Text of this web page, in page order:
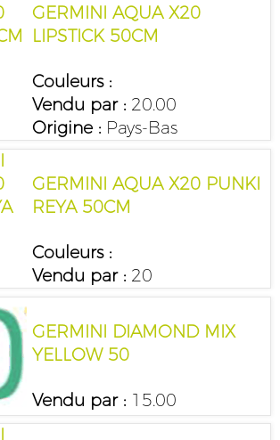
GERMINI AQUA X20
LIPSTICK 50CM
Couleurs :
Vendu par :20.00
Origine :Pays-Bas
GERMINI AQUA X20 PUNKI
REYA 50CM
Couleurs :
Vendu par :20
GERMINI DIAMOND MIX
YELLOW 50
Vendu par :15.00